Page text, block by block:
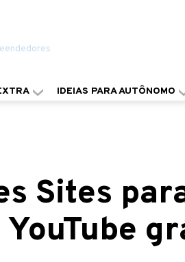
IDEIAS PARA AUTÔNOMO
Sites